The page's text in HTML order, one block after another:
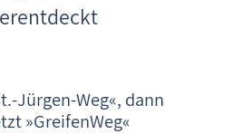
Jürgen-Weg«, dann
»GreifenWeg«